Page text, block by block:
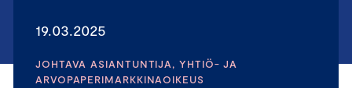
19.03.2025
JOHTAVA ASIANTUNTIJA, YHTIÖ- JA
ARVOPAPERIMARKKINAOIKEUS